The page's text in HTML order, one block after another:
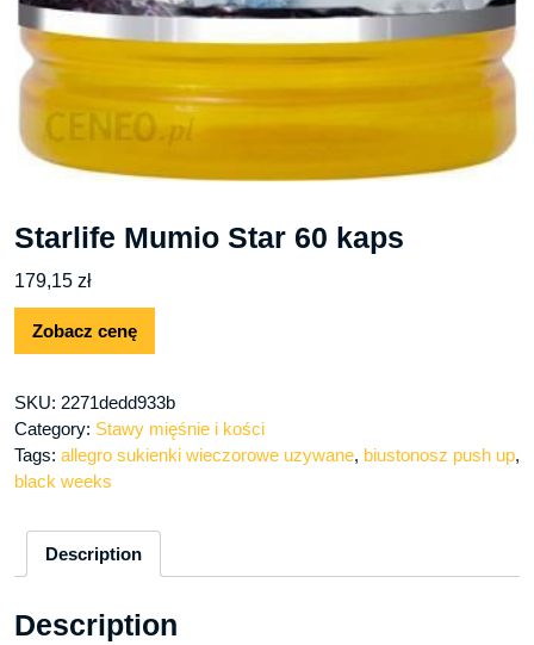
Starlife Mumio Star 60 kaps
179,15 zł
Zobacz cenę
SKU: 2271dedd933b
Category: Stawy mięśnie i kości
Tags: allegro sukienki wieczorowe uzywane, biustonosz push up,
black weeks
Description
Description